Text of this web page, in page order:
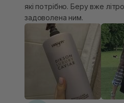
які потрібно. Беру вже
задоволена ним.